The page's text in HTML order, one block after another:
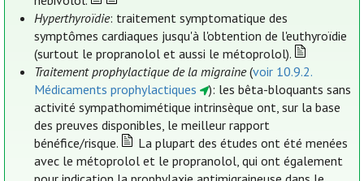
Hyperthyroïdie: traitement symptomatique des
symptômes cardiaques jusqu'à l'obtention de l'euthyroïdie
(surtout le propranolol et aussi le métoprolol).
Traitement prophylactique de la migraine(voir 10.9.2.
Médicaments prophylactiques
): les bêta-bloquants sans
activité sympathomimétique intrinsèque ont, sur la base
des preuves disponibles, le meilleur rapport
bénéfice/risque.
La plupart des études ont été menées
avec le métoprolol et le propranolol, qui ont également